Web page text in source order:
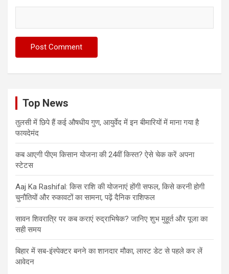
Top News
तुलसी में छिपे हैं कई औषधीय गुण, आयुर्वेद में इन बीमारियों में माना गया है
फायदेमंद
कब आएगी पीएम किसान योजना की 24वीं किस्त? ऐसे चेक करें अपना
स्टेटस
Aaj Ka Rashifal: किस राशि की योजनाएं होंगी सफल, किसे करनी होगी
चुनौतियों और रुकावटों का सामना, पढ़ें दैनिक राशिफल
सावन शिवरात्रि पर कब कराएं रुद्राभिषेक? जानिए शुभ मुहूर्त और पूजा का
सही समय
बिहार में सब-इंस्पेक्टर बनने का शानदार मौका, लास्ट डेट से पहले कर लें
आवेदन